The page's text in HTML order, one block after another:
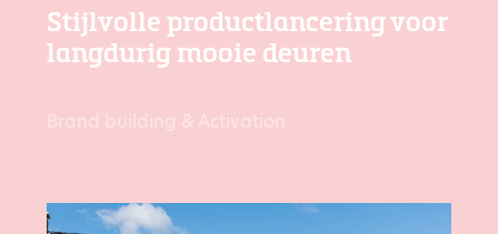
Stijlvolle productlancering voor
langdurig mooie deuren